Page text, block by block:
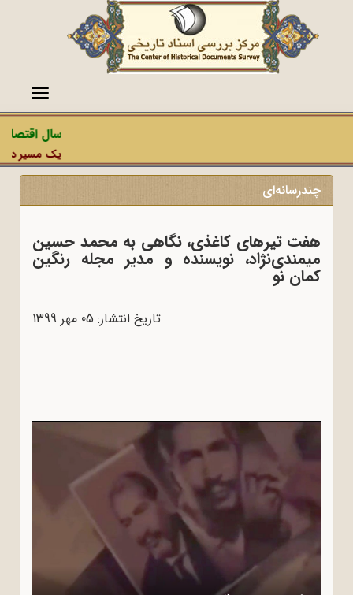
منو
سال
یک مسیر
چندرسانه‌ای
هفت تیرهای کاغذی، نگاهی به محمد حسین
میمندی‌نژاد، نویسنده و مدیر مجله رنگین
کمان نو
تاریخ انتشار: 05 مهر 1399